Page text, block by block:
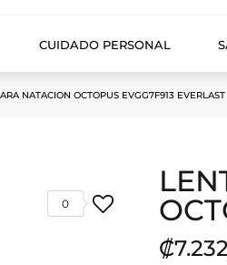
CUIDADO PERSONAL
NATACION OCTOPUS EVGG7F913 EVERLAST
0